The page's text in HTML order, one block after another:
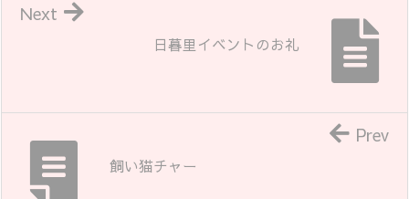
日暮里イベントのお礼
Next
飼い猫チャー
Prev